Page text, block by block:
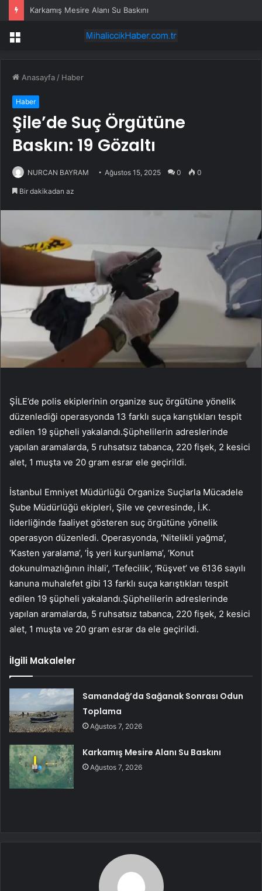
Karkamış Mesire Alanı Su Baskını
Menü
Anasayfa / Haber
Haber
Şile’de Suç Örgütüne
Baskın: 19 Gözaltı
NURCAN BAYRAM Ağustos 15, 2025 0 0
Bir dakikadan az
ŞİLE’de polis ekiplerinin organize suç örgütüne yönelik
düzenlediği operasyonda 13 farklı suça karıştıkları tespit
edilen 19 şüpheli yakalandı.Şüphelilerin adreslerinde
yapılan aramalarda, 5 ruhsatsız tabanca, 220 fişek, 2 kesici
alet, 1 muşta ve 20 gram esrar ele geçirildi.
İstanbul Emniyet Müdürlüğü Organize Suçlarla Mücadele
Şube Müdürlüğü ekipleri, Şile ve çevresinde, İ.K.
liderliğinde faaliyet gösteren suç örgütüne yönelik
operasyon düzenledi. Operasyonda, ‘Nitelikli yağma’,
‘Kasten yaralama’, ‘İş yeri kurşunlama’, ‘Konut
dokunulmazlığının ihlali’, ‘Tefecilik’, ‘Rüşvet’ ve 6136 sayılı
kanuna muhalefet gibi 13 farklı suça karıştıkları tespit
edilen 19 şüpheli yakalandı.Şüphelilerin adreslerinde
yapılan aramalarda, 5 ruhsatsız tabanca, 220 fişek, 2 kesici
alet, 1 muşta ve 20 gram esrar da ele geçirildi.
İlgili Makaleler
Samandağ’da Sağanak Sonrası Odun
Toplama
Ağustos 7, 2026
Karkamış Mesire Alanı Su Baskını
Ağustos 7, 2026